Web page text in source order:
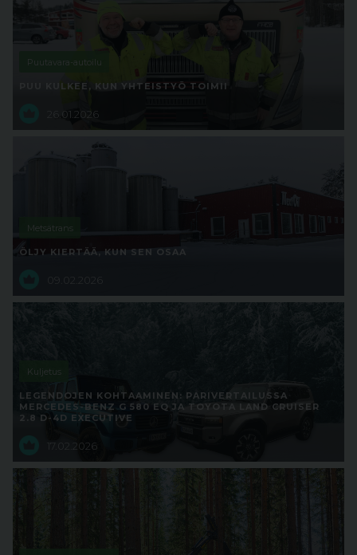
Puutavara-autoilu
PUU KULKEE, KUN YHTEISTYÖ TOIMII
26.01.2026
Metsätrans
ÖLJY KIERTÄÄ, KUN SEN OSAA
Kuljetus
LEGENDOJEN KOHTAAMINEN: PARIVERTAILUSSA
MERCEDES-BENZ G 580 EQ JA TOYOTA LAND CRUISER
2.8 D-4D EXECUTIVE
17.02.2026